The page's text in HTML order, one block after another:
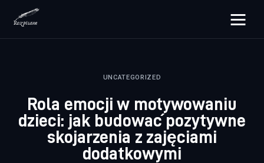
rozpisane.pl
Zdrowie
Uroda
UNCATEGORIZED
Rola emocji w motywowaniu
dzieci: jak budować pozytywne
skojarzenia z zajęciami
dodatkowymi